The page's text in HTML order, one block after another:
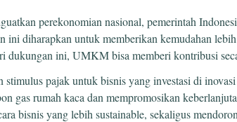
perekonomian nasional, pemerintah
diharapkan untuk memberikan kemudahan
dukungan ini, UMKM bisa memberi kontribusi
pajak untuk bisnis yang investasi di
gas rumah kaca dan mempromosikan
bisnis yang lebih sustainable, sekaligus